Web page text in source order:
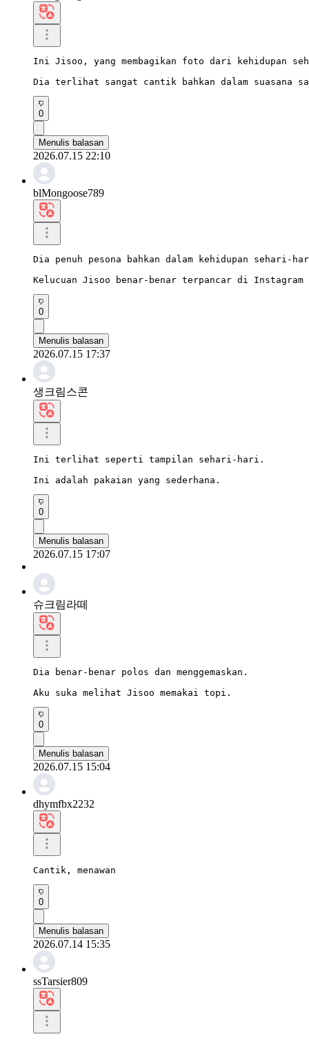
Ini Jisoo, yang membagikan foto dari kehidupan
Dia terlihat sangat cantik bahkan dalam suasana
0
Menulis balasan
2026.07.15 22:10
blMongoose789
Dia penuh pesona bahkan dalam kehidupan sehari-
Kelucuan Jisoo benar-benar terpancar di
0
Menulis balasan
2026.07.15 17:37
생크림스콘
Ini terlihat seperti tampilan sehari-hari.
Ini adalah pakaian yang sederhana.
0
Menulis balasan
2026.07.15 17:07
슈크림라떼
Dia benar-benar polos dan menggemaskan.
Aku suka melihat Jisoo memakai topi.
0
Menulis balasan
2026.07.15 15:04
dhymfbx2232
Cantik, menawan
0
Menulis balasan
2026.07.14 15:35
ssTarsier809